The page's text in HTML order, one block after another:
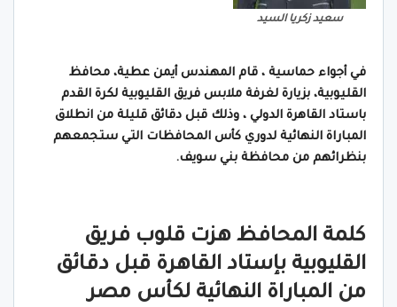
سعيد زكريا السيد
في أجواء حماسية ، قام المهندس أيمن عطية، محافظ
القليوبية، بزيارة لغرفة ملابس فريق القليوبية لكرة القدم
باستاد القاهرة الدولي ، وذلك قبل دقائق قليلة من انطلاق
المباراة النهائية لدوري كأس المحافظات التي ستجمعهم
بنظرائهم من محافظة بني سويف.
كلمة المحافظ هزت قلوب فريق
القليوبية بإستاد القاهرة قبل دقائق
من المباراة النهائية لكأس مصر